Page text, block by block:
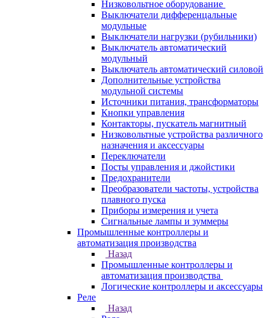
Низковольтное оборудование
Выключатели дифференцальные
модульные
Выключатели нагрузки (рубильники)
Выключатель автоматический
модульный
Выключатель автоматический силовой
Дополнительные устройства
модульной системы
Источники питания, трансформаторы
Кнопки управления
Контакторы, пускатель магнитный
Низковольтные устройства различного
назначения и аксессуары
Переключатели
Посты управления и джойстики
Предохранители
Преобразователи частоты, устройства
плавного пуска
Приборы измерения и учета
Сигнальные лампы и зуммеры
Промышленные контроллеры и
автоматизация производства
Назад
Промышленные контроллеры и
автоматизация производства
Логические контроллеры и аксессуары
Реле
Назад